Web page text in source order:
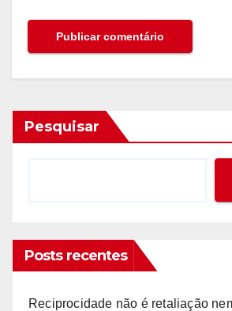
Pesquisar
Posts recentes
Reciprocidade não é retaliação